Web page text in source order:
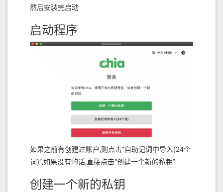
然后安装完启动
启动程序
如果之前有创建过账户,则点击“自助记词中导入(24个
词)”,如果没有的话,直接点击“创建一个新的私钥”
创建一个新的私钥